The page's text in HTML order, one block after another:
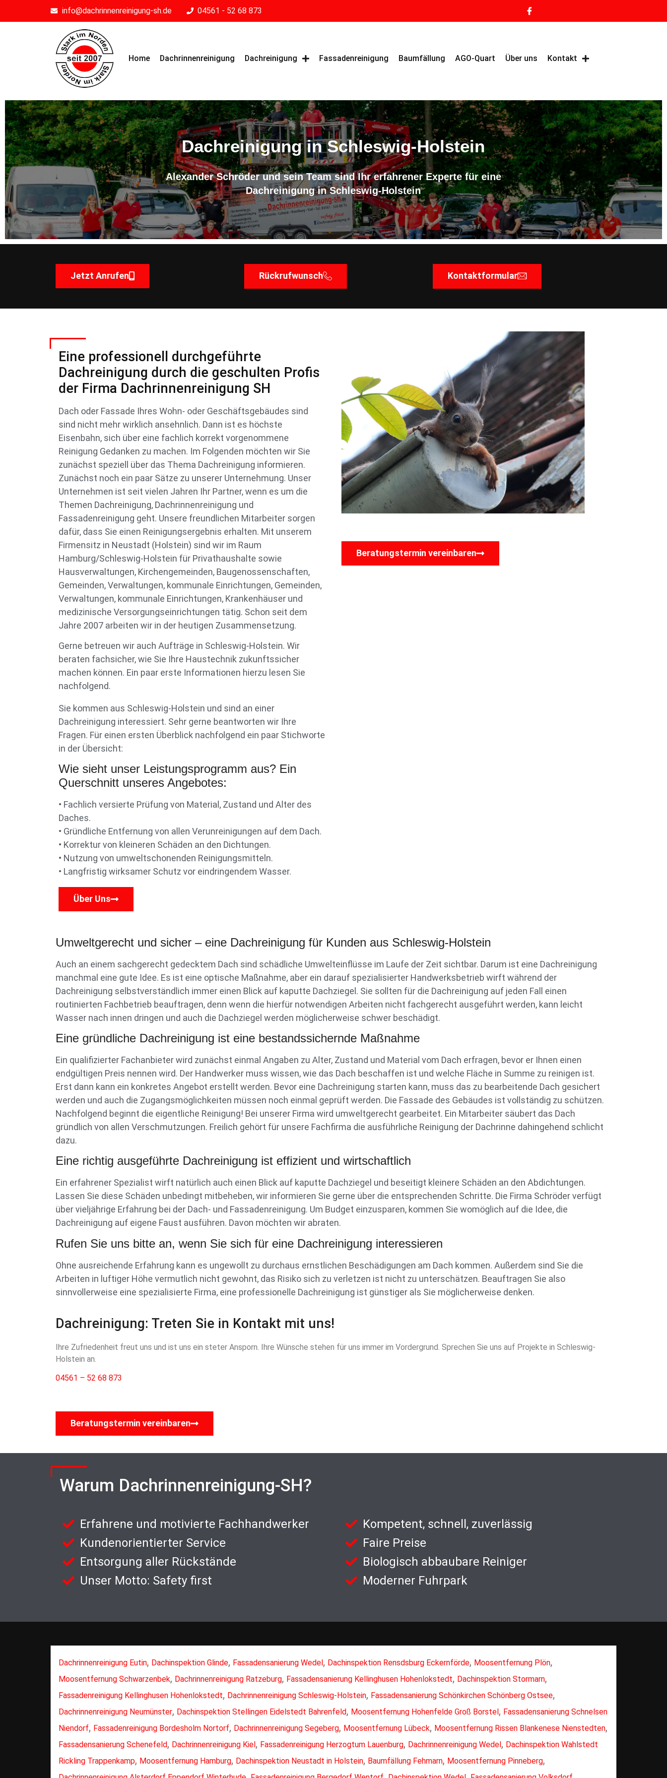
info@dachrinnenreinigung-sh.de 04561 - 52 68 873
Home Dachrinnenreinigung Dachreinigung Fassadenreinigung Baumfällung AGO-Quart Über uns Kontakt
Dachreinigung in Schleswig-Holstein
Alexander Schröder und sein Team sind Ihr erfahrener Experte für eine
Dachreinigung in Schleswig-Holstein
Jetzt Anrufen Rückrufwunsch Kontaktformular
Eine professionell durchgeführte
Dachreinigung durch die geschulten Profis
der Firma Dachrinnenreinigung SH
Dach oder Fassade Ihres Wohn- oder Geschäftsgebäudes sind
sind nicht mehr wirklich ansehnlich. Dann ist es höchste
Eisenbahn, sich über eine fachlich korrekt vorgenommene
Reinigung Gedanken zu machen. Im Folgenden möchten wir Sie
zunächst speziell über das Thema Dachreinigung informieren.
Zunächst noch ein paar Sätze zu unserer Unternehmung. Unser
Unternehmen ist seit vielen Jahren Ihr Partner, wenn es um die
Themen Dachreinigung, Dachrinnenreinigung und
Fassadenreinigung geht. Unsere freundlichen Mitarbeiter sorgen
dafür, dass Sie einen Reinigungsergebnis erhalten. Mit unserem
Firmensitz in Neustadt (Holstein) sind wir im Raum
Hamburg/Schleswig-Holstein für Privathaushalte sowie
Hausverwaltungen, Kirchengemeinden, Baugenossenschaften,
Gemeinden, Verwaltungen, kommunale Einrichtungen, Gemeinden,
Verwaltungen, kommunale Einrichtungen, Krankenhäuser und
medizinische Versorgungseinrichtungen tätig. Schon seit dem
Jahre 2007 arbeiten wir in der heutigen Zusammensetzung.
Gerne betreuen wir auch Aufträge in Schleswig-Holstein. Wir
beraten fachsicher, wie Sie Ihre Haustechnik zukunftssicher
machen können. Ein paar erste Informationen hierzu lesen Sie
nachfolgend.
Sie kommen aus Schleswig-Holstein und sind an einer
Dachreinigung interessiert. Sehr gerne beantworten wir Ihre
Fragen. Für einen ersten Überblick nachfolgend ein paar Stichworte
in der Übersicht:
Wie sieht unser Leistungsprogramm aus? Ein
Querschnitt unseres Angebotes:
• Fachlich versierte Prüfung von Material, Zustand und Alter des
Daches.
• Gründliche Entfernung von allen Verunreinigungen auf dem Dach.
• Korrektur von kleineren Schäden an den Dichtungen.
• Nutzung von umweltschonenden Reinigungsmitteln.
• Langfristig wirksamer Schutz vor eindringendem Wasser.
Über Uns
Beratungstermin vereinbaren
Umweltgerecht und sicher – eine Dachreinigung für Kunden aus Schleswig-Holstein
Auch an einem sachgerecht gedecktem Dach sind schädliche Umwelteinflüsse im Laufe der Zeit sichtbar. Darum ist eine Dachreinigung
manchmal eine gute Idee. Es ist eine optische Maßnahme, aber ein darauf spezialisierter Handwerksbetrieb wirft während der
Dachreinigung selbstverständlich immer einen Blick auf kaputte Dachziegel. Sie sollten für die Dachreinigung auf jeden Fall einen
routinierten Fachbetrieb beauftragen, denn wenn die hierfür notwendigen Arbeiten nicht fachgerecht ausgeführt werden, kann leicht
Wasser nach innen dringen und auch die Dachziegel werden möglicherweise schwer beschädigt.
Eine gründliche Dachreinigung ist eine bestandssichernde Maßnahme
Ein qualifizierter Fachanbieter wird zunächst einmal Angaben zu Alter, Zustand und Material vom Dach erfragen, bevor er Ihnen einen
endgültigen Preis nennen wird. Der Handwerker muss wissen, wie das Dach beschaffen ist und welche Fläche in Summe zu reinigen ist.
Erst dann kann ein konkretes Angebot erstellt werden. Bevor eine Dachreinigung starten kann, muss das zu bearbeitende Dach gesichert
werden und auch die Zugangsmöglichkeiten müssen noch einmal geprüft werden. Die Fassade des Gebäudes ist vollständig zu schützen.
Nachfolgend beginnt die eigentliche Reinigung! Bei unserer Firma wird umweltgerecht gearbeitet. Ein Mitarbeiter säubert das Dach
gründlich von allen Verschmutzungen. Freilich gehört für unsere Fachfirma die ausführliche Reinigung der Dachrinne dahingehend schlicht
dazu.
Eine richtig ausgeführte Dachreinigung ist effizient und wirtschaftlich
Ein erfahrener Spezialist wirft natürlich auch einen Blick auf kaputte Dachziegel und beseitigt kleinere Schäden an den Abdichtungen.
Lassen Sie diese Schäden unbedingt mitbeheben, wir informieren Sie gerne über die entsprechenden Schritte. Die Firma Schröder verfügt
über vieljährige Erfahrung bei der Dach- und Fassadenreinigung. Um Budget einzusparen, kommen Sie womöglich auf die Idee, die
Dachreinigung auf eigene Faust ausführen. Davon möchten wir abraten.
Rufen Sie uns bitte an, wenn Sie sich für eine Dachreinigung interessieren
Ohne ausreichende Erfahrung kann es ungewollt zu durchaus ernstlichen Beschädigungen am Dach kommen. Außerdem sind Sie die
Arbeiten in luftiger Höhe vermutlich nicht gewohnt, das Risiko sich zu verletzen ist nicht zu unterschätzen. Beauftragen Sie also
sinnvollerweise eine spezialisierte Firma, eine professionelle Dachreinigung ist günstiger als Sie möglicherweise denken.
Dachreinigung: Treten Sie in Kontakt mit uns!
Ihre Zufriedenheit freut uns und ist uns ein steter Ansporn. Ihre Wünsche stehen für uns immer im Vordergrund. Sprechen Sie uns auf Projekte in Schleswig-
Holstein an.
04561 – 52 68 873
Beratungstermin vereinbaren
Warum Dachrinnenreinigung-SH?
Erfahrene und motivierte Fachhandwerker
Kundenorientierter Service
Entsorgung aller Rückstände
Unser Motto: Safety first
Kompetent, schnell, zuverlässig
Faire Preise
Biologisch abbaubare Reiniger
Moderner Fuhrpark
Dachrinnenreinigung Eutin, Dachinspektion Glinde, Fassadensanierung Wedel, Dachinspektion Rensdsburg Eckernförde, Moosentfernung Plön,
Moosentfernung Schwarzenbek, Dachrinnenreinigung Ratzeburg, Fassadensanierung Kellinghusen Hohenlokstedt, Dachinspektion Stormarn,
Fassadenreinigung Kellinghusen Hohenlokstedt, Dachrinnenreinigung Schleswig-Holstein, Fassadensanierung Schönkirchen Schönberg Ostsee,
Dachrinnenreinigung Neumünster, Dachinspektion Stellingen Eidelstedt Bahrenfeld, Moosentfernung Hohenfelde Groß Borstel, Fassadensanierung Schnelsen
Niendorf, Fassadenreinigung Bordesholm Nortorf, Dachrinnenreinigung Segeberg, Moosentfernung Lübeck, Moosentfernung Rissen Blankenese Nienstedten,
Fassadensanierung Schenefeld, Dachrinnenreinigung Kiel, Fassadenreinigung Herzogtum Lauenburg, Dachrinnenreinigung Wedel, Dachinspektion Wahlstedt
Rickling Trappenkamp, Moosentfernung Hamburg, Dachinspektion Neustadt in Holstein, Baumfällung Fehmarn, Moosentfernung Pinneberg,